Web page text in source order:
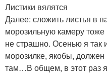
Листики вялятся
Далее: сложить листья в
морозильную камеру
не страшно. Осенью я так
морозилке, якобы, должен
там…В общем, в этот раз